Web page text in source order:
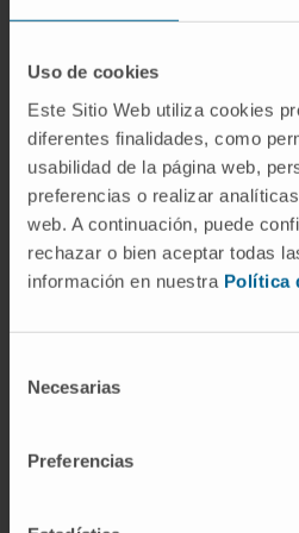
Uso de cookies
Este Sitio Web utiliza cookies
diferentes finalidades, como
usabilidad de la página web,
preferencias o realizar
web. A continuación, puede
rechazar o bien aceptar todas
información en nuestra Política
Necesarias
Preferencias
related receptor alpha
and PT-cell-specific gene
and patient samples while
kidney disease in the
CITA DEL ARTÍCULOCell
2;33(2):379-394.e8. doi:
9.
VER PUBLICACIÓN EN PUBMED